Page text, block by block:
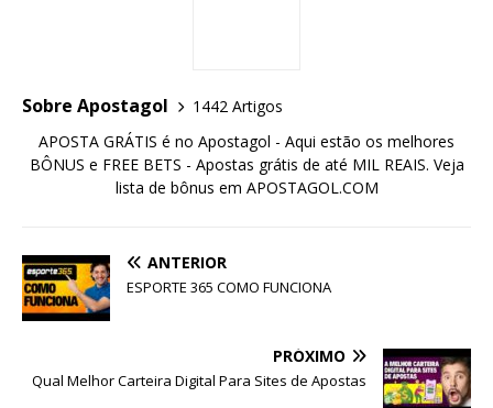
Sobre Apostagol
1442 Artigos
APOSTA GRÁTIS é no Apostagol - Aqui estão os melhores
BÔNUS e FREE BETS - Apostas grátis de até MIL REAIS. Veja
lista de bônus em APOSTAGOL.COM
ANTERIOR
ESPORTE 365 COMO FUNCIONA
PRÓXIMO
Qual Melhor Carteira Digital Para Sites de Apostas